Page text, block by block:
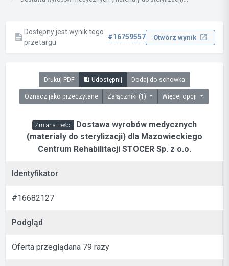
Dostępny jest wynik tego
przetargu:
#16759557 Otwórz wynik
Drukuj PDF Udostępnij Dodaj do schowka
Oznacz jako przeczytane Załączniki (1) Więcej opcji
Zmiana treści Dostawa wyrobów medycznych
(materiały do sterylizacji) dla Mazowieckiego
Centrum Rehabilitacji STOCER Sp. z o.o.
Identyfikator
#16682127
Podgląd
Oferta przeglądana 79 razy